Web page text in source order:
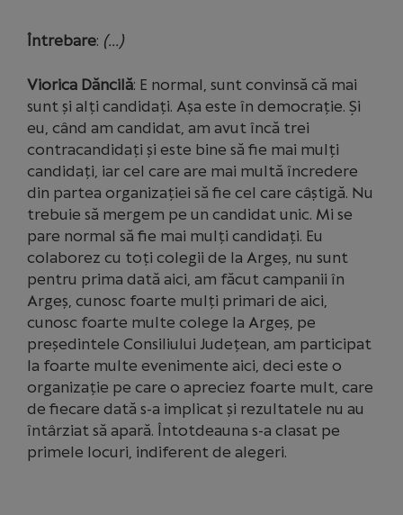
Întrebare: (…)
Viorica Dăncilă: E normal, sunt convinsă că mai
sunt și alți candidați. Așa este în democrație. Și
eu, când am candidat, am avut încă trei
contracandidați și este bine să fie mai mulți
candidați, iar cel care are mai multă încredere
din partea organizației să fie cel care câștigă. Nu
trebuie să mergem pe un candidat unic. Mi se
pare normal să fie mai mulți candidați. Eu
colaborez cu toți colegii de la Argeș, nu sunt
pentru prima dată aici, am făcut campanii în
Argeș, cunosc foarte mulți primari de aici,
cunosc foarte multe colege la Argeș, pe
președintele Consiliului Județean, am participat
la foarte multe evenimente aici, deci este o
organizație pe care o apreciez foarte mult, care
de fiecare dată s-a implicat și rezultatele nu au
întârziat să apară. Întotdeauna s-a clasat pe
primele locuri, indiferent de alegeri.